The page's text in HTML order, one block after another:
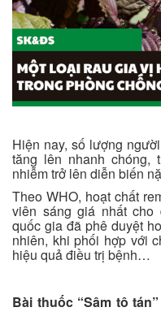
Hiện nay, số lượng
tăng lên nhanh chóng,
nhiễm trở lên diễn biến
Theo WHO, hoạt chất
viên sáng giá nhất cho
quốc gia đã phê duyệt
nhiên, khi phối hợp với
hiệu quả điều trị bệnh…
Bài thuốc “Sâm tô